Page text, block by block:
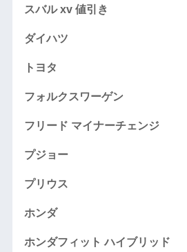
スバル xv 値引き
ダイハツ
トヨタ
フォルクスワーゲン
フリード マイナーチェンジ
プジョー
プリウス
ホンダ
ホンダフィット ハイブリッド